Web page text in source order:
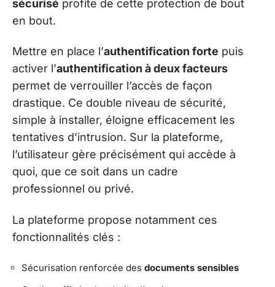
sécurisé profite de cette protection de bout
en bout.
Mettre en place l’authentification forte puis
activer l’authentification à deux facteurs
permet de verrouiller l’accès de façon
drastique. Ce double niveau de sécurité,
simple à installer, éloigne efficacement les
tentatives d’intrusion. Sur la plateforme,
l’utilisateur gère précisément qui accède à
quoi, que ce soit dans un cadre
professionnel ou privé.
La plateforme propose notamment ces
fonctionnalités clés :
Sécurisation renforcée des documents sensibles